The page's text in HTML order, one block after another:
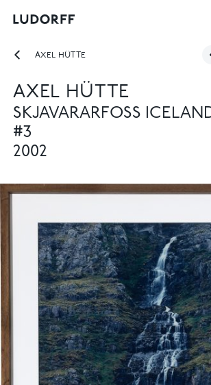
AXEL HÜTTE
AXEL HÜTTE
SKJAVARARFOSS
#3
2002